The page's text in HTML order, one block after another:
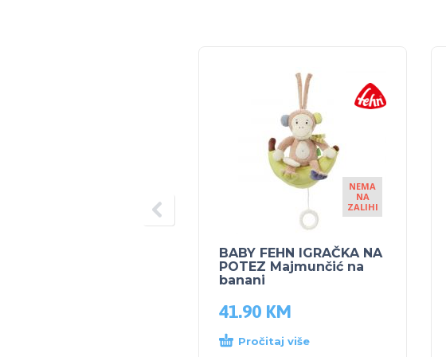
NEMA
NA
ZALIHI
BABY FEHN IGRAČKA NA
POTEZ Majmunčić na
banani
41.90 KM
Pročitaj više